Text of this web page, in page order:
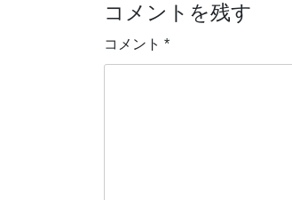
ナ
ビ
ゲ
コメントを残す
コメント *